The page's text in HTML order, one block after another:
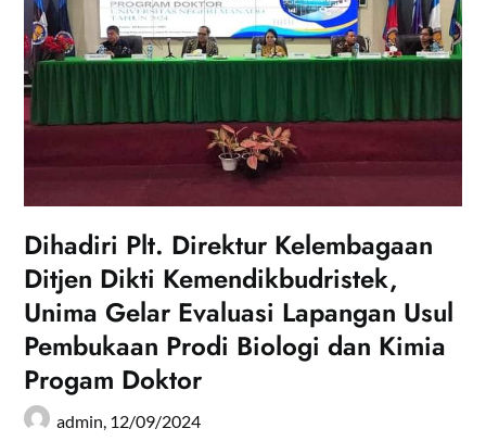
Dihadiri Plt. Direktur Kelembagaan
Ditjen Dikti Kemendikbudristek,
Unima Gelar Evaluasi Lapangan Usul
Pembukaan Prodi Biologi dan Kimia
Progam Doktor
admin, 12/09/2024